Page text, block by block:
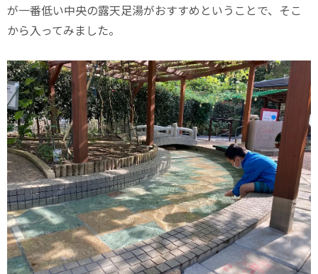
が一番低い中央の露天足湯がおすすめということで、そこ
から入ってみました。